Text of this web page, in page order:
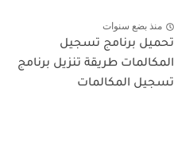
منذ بضع سنوات
تحميل برنامج تسجيل
المكالمات طريقة تنزيل برنامج
تسجيل المكالمات